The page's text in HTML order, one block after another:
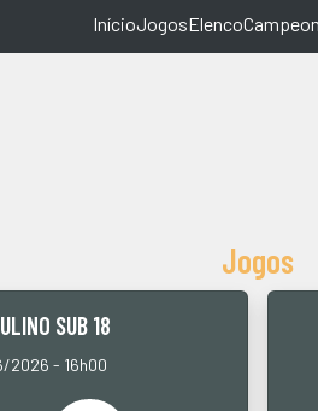
InícioJogosElenco
Jogos
SUB 18
2026 - 16h00